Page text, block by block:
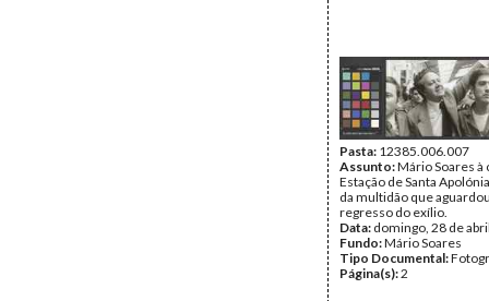
Pasta: 12385.006.007
Assunto:Mário Soares à
Estação de Santa
da multidão que
regresso do exílio.
Data: domingo, 28 de
Fundo:Mário Soares
Tipo Documental:
Página(s):2